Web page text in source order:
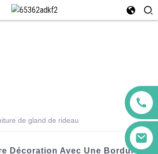
de gland de rideau
Décoration Avec Une Bordure